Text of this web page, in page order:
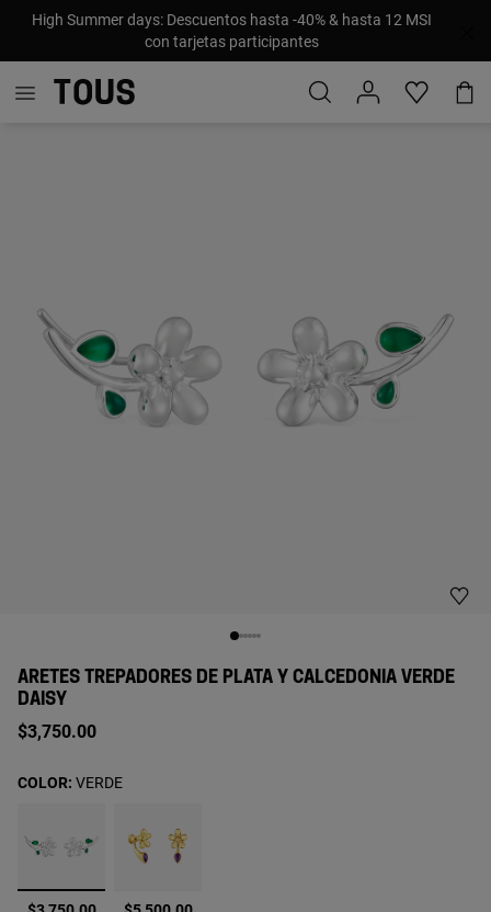
High Summer days: Descuentos hasta -40% & hasta 12 MSI
con tarjetas participantes
ARETES TREPADORES DE PLATA Y CALCEDONIA VERDE
DAISY
$3,750.00
seleccionado
COLOR: VERDE